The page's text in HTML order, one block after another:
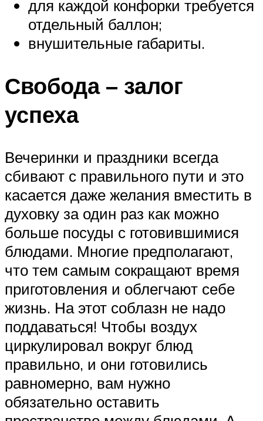
для каждой конфорки требуется
отдельный баллон;
внушительные габариты.
Свобода – залог
успеха
Вечеринки и праздники всегда
сбивают с правильного пути и это
касается даже желания вместить в
духовку за один раз как можно
больше посуды с готовившимися
блюдами. Многие предполагают,
что тем самым сокращают время
приготовления и облегчают себе
жизнь. На этот соблазн не надо
поддаваться! Чтобы воздух
циркулировал вокруг блюд
правильно, и они готовились
равномерно, вам нужно
обязательно оставить